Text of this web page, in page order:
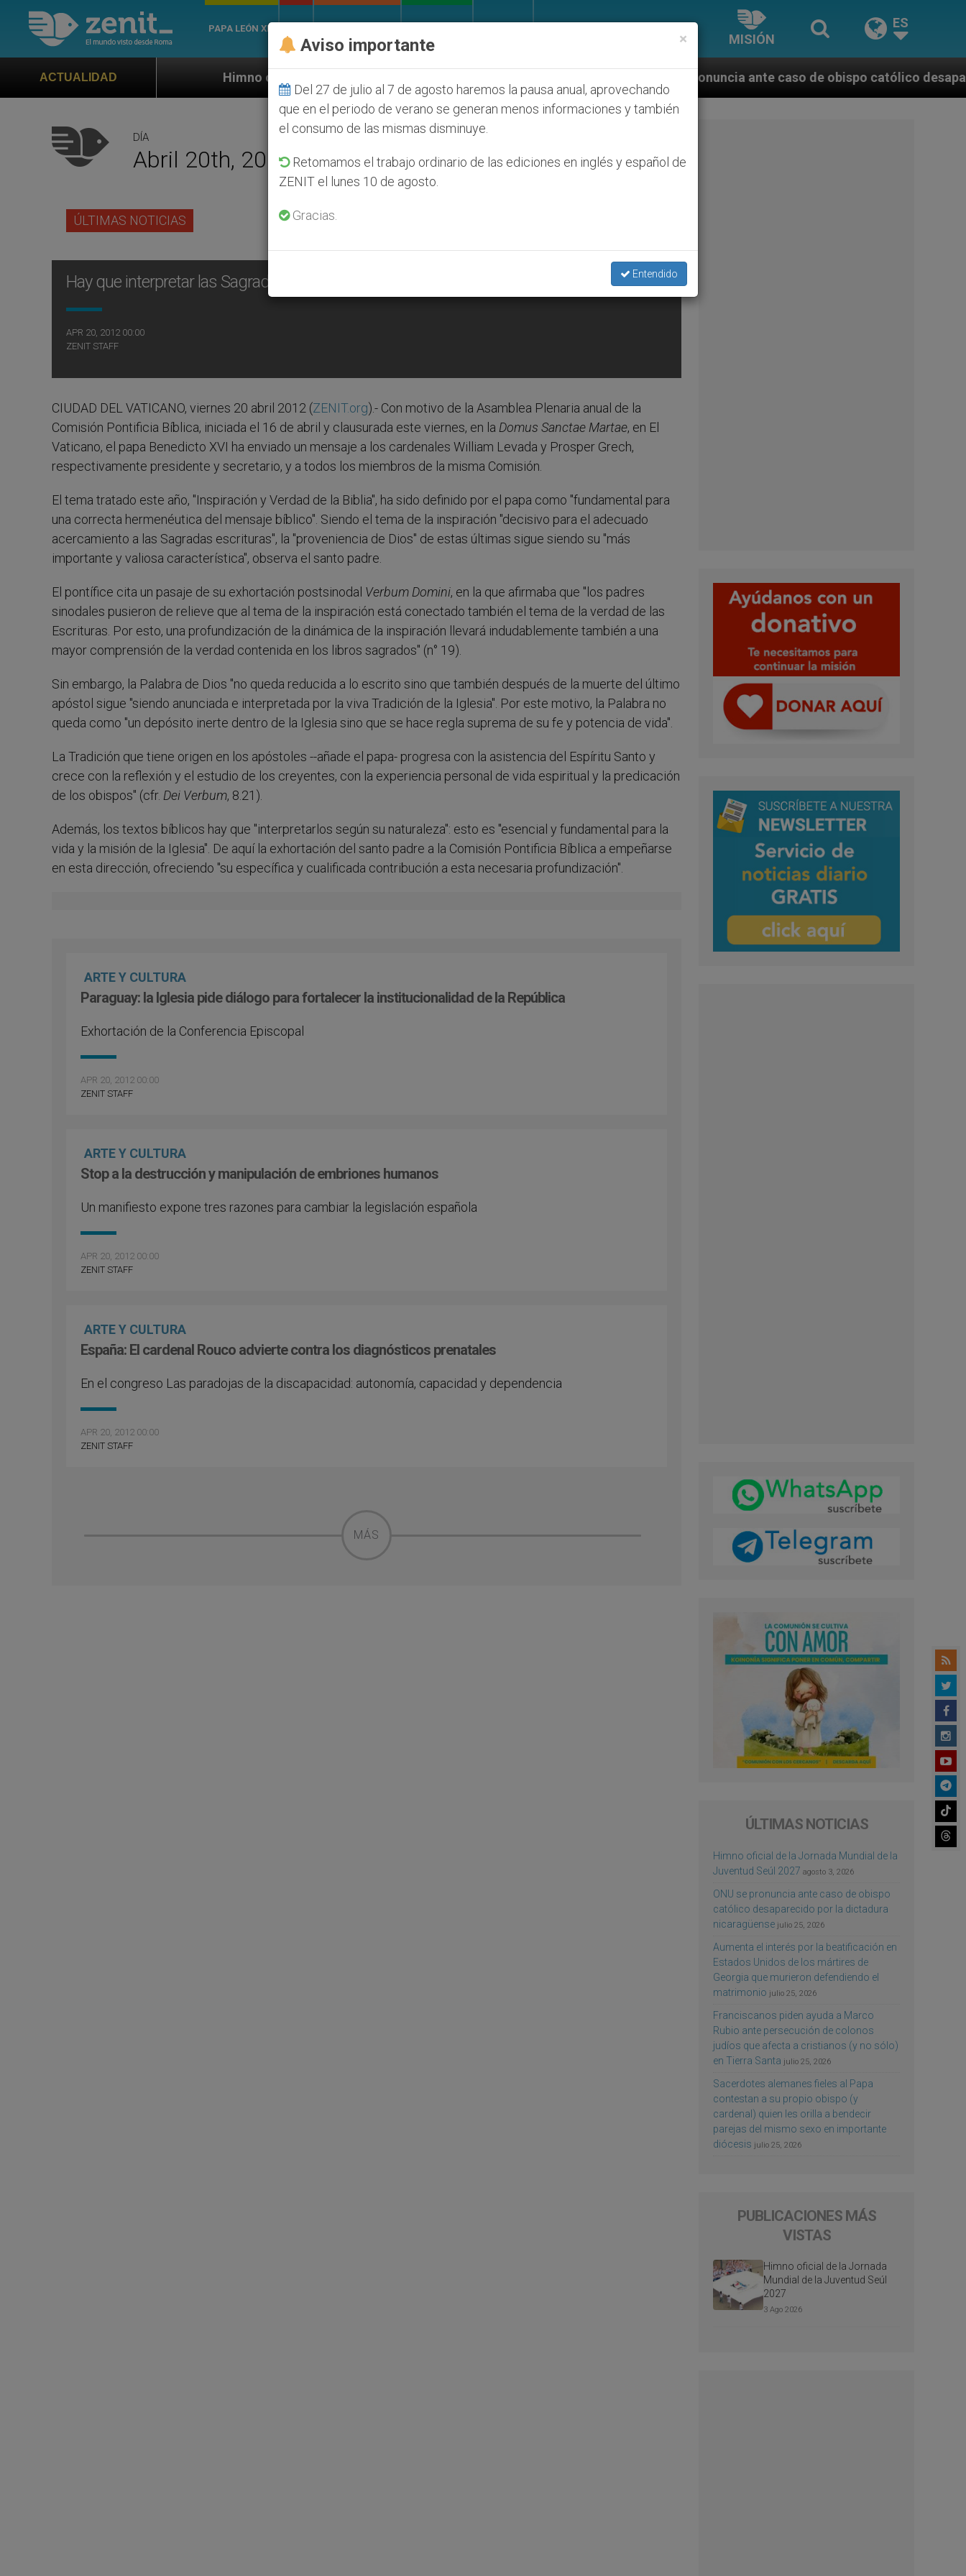
PAPA LEÓN XIV
MISIÓN
ES
ACTUALIDADHimno oficial de la Jornada Mundial de la Juventud Seúl 2027 ONU se pronuncia ante caso de obispo católico desaparecido por la
DÍA
Abril 20th, 2012
ÚLTIMAS NOTICIAS
Hay que interpretar las Sagradas Escrituras según su naturaleza
APR 20, 2012 00:00
ZENIT STAFF
CIUDAD DEL VATICANO, viernes 20 abril 2012 (ZENIT.org).- Con motivo de la Asamblea Plenaria anual de la
Comisión Pontificia Bíblica, iniciada el 16 de abril y clausurada este viernes, en la Domus Sanctae Martae, en El
Vaticano, el papa Benedicto XVI ha enviado un mensaje a los cardenales William Levada y Prosper Grech,
respectivamente presidente y secretario, y a todos los miembros de la misma Comisión.
El tema tratado este año, "Inspiración y Verdad de la Biblia", ha sido definido por el papa como "fundamental para
una correcta hermenéutica del mensaje bíblico". Siendo el tema de la inspiración "decisivo para el adecuado
acercamiento a las Sagradas escrituras", la "proveniencia de Dios" de estas últimas sigue siendo su "más
importante y valiosa característica", observa el santo padre.
El pontífice cita un pasaje de su exhortación postsinodal Verbum Domini, en la que afirmaba que "los padres
sinodales pusieron de relieve que al tema de la inspiración está conectado también el tema de la verdad de las
Escrituras. Por esto, una profundización de la dinámica de la inspiración llevará indudablemente también a una
mayor comprensión de la verdad contenida en los libros sagrados" (n° 19).
Sin embargo, la Palabra de Dios "no queda reducida a lo escrito sino que también después de la muerte del último
apóstol sigue "siendo anunciada e interpretada por la viva Tradición de la Iglesia". Por este motivo, la Palabra no
queda como "un depósito inerte dentro de la Iglesia sino que se hace regla suprema de su fe y potencia de vida".
La Tradición que tiene origen en los apóstoles --añade el papa- progresa con la asistencia del Espíritu Santo y
crece con la reflexión y el estudio de los creyentes, con la experiencia personal de vida espiritual y la predicación
de los obispos" (cfr. Dei Verbum, 8.21).
Además, los textos bíblicos hay que "interpretarlos según su naturaleza": esto es "esencial y fundamental para la
vida y la misión de la Iglesia". De aquí la exhortación del santo padre a la Comisión Pontificia Bíblica a empeñarse
en esta dirección, ofreciendo "su específica y cualificada contribución a esta necesaria profundización".
ARTE Y CULTURA
Paraguay: la Iglesia pide diálogo para fortalecer la institucionalidad de la República
Exhortación de la Conferencia Episcopal
APR 20, 2012 00:00
ZENIT STAFF
ARTE Y CULTURA
Stop a la destrucción y manipulación de embriones humanos
Un manifiesto expone tres razones para cambiar la legislación española
APR 20, 2012 00:00
ZENIT STAFF
ARTE Y CULTURA
España: El cardenal Rouco advierte contra los diagnósticos prenatales
En el congreso Las paradojas de la discapacidad: autonomía, capacidad y dependencia
APR 20, 2012 00:00
ZENIT STAFF
MÁS
ÚLTIMAS NOTICIAS
Himno oficial de la Jornada Mundial de la
Juventud Seúl 2027 agosto 3, 2026
ONU se pronuncia ante caso de obispo
católico desaparecido por la dictadura
nicaragüense julio 25, 2026
Aumenta el interés por la beatificación en
Estados Unidos de los mártires de
Georgia que murieron defendiendo el
matrimonio julio 25, 2026
Franciscanos piden ayuda a Marco
Rubio ante persecución de colonos
judíos que afecta a cristianos (y no sólo)
en Tierra Santa julio 25, 2026
Sacerdotes alemanes fieles al Papa
contestan a su propio obispo (y
cardenal) quien les orilla a bendecir
parejas del mismo sexo en importante
diócesis julio 25, 2026
PUBLICACIONES MÁS
VISTAS
Himno oficial de la Jornada
Mundial de la Juventud Seúl
2027
3 Ago 2026
×
Aviso importante
Del 27 de julio al 7 de agosto haremos la pausa anual, aprovechando
que en el periodo de verano se generan menos informaciones y también
el consumo de las mismas disminuye.
Retomamos el trabajo ordinario de las ediciones en inglés y español de
ZENIT el lunes 10 de agosto.
Gracias.
Entendido